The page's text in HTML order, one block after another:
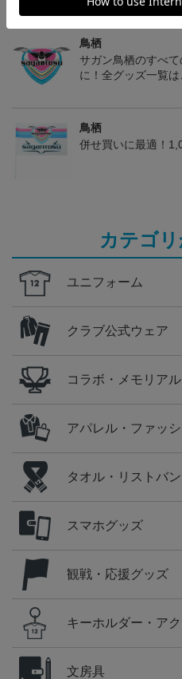
鳥栖
サガン鳥栖のすべ
に！全グッズ一覧は
鳥栖
併せ買いに最適！
カテゴ
ユニフォーム
クラブ公式ウェア
コラボ・メモリア
アパレル・ファッ
タオル・リストバ
スマホグッズ
観戦・応援グッズ
キーホルダー・ア
文房具